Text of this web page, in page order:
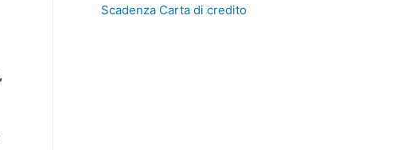
Scadenza Carta di credito